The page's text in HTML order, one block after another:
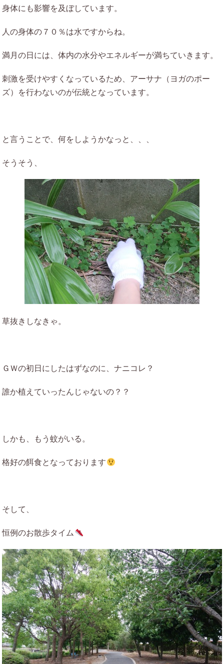
身体にも影響を及ぼしています。
人の身体の７０％は水ですからね。
満月の日には、体内の水分やエネルギーが満ちていきます。
刺激を受けやすくなっているため、アーサナ（ヨガのポー
ズ）を行わないのが伝統となっています。
と言うことで、何をしようかなっと、、、
そうそう、
草抜きしなきゃ。
ＧＷの初日にしたはずなのに、ナニコレ？
誰か植えていったんじゃないの？？
しかも、もう蚊がいる。
格好の餌食となっております
そして、
恒例のお散歩タイム